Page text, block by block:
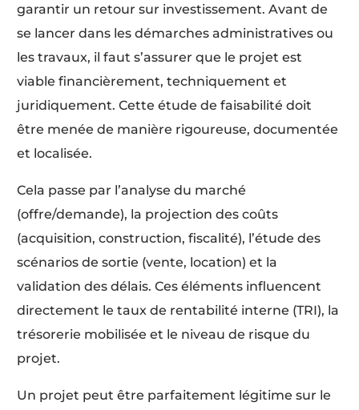
garantir un retour sur investissement. Avant de
se lancer dans les démarches administratives ou
les travaux, il faut s’assurer que le projet est
viable financièrement, techniquement et
juridiquement. Cette étude de faisabilité doit
être menée de manière rigoureuse, documentée
et localisée.
Cela passe par l’analyse du marché
(offre/demande), la projection des coûts
(acquisition, construction, fiscalité), l’étude des
scénarios de sortie (vente, location) et la
validation des délais. Ces éléments influencent
directement le taux de rentabilité interne (TRI), la
trésorerie mobilisée et le niveau de risque du
projet.
Un projet peut être parfaitement légitime sur le